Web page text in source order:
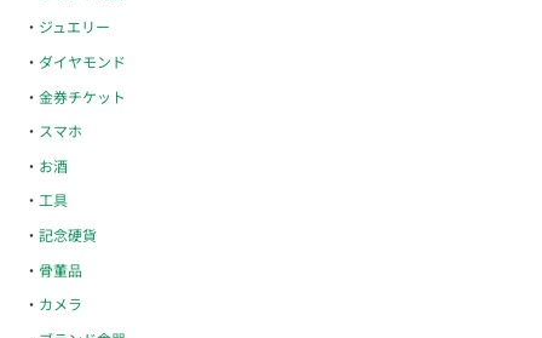
ジュエリー
ダイヤモンド
金券チケット
スマホ
お酒
工具
記念硬貨
骨董品
カメラ